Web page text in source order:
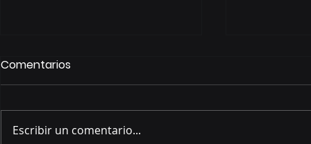
Comentarios
Escribir un comentario...